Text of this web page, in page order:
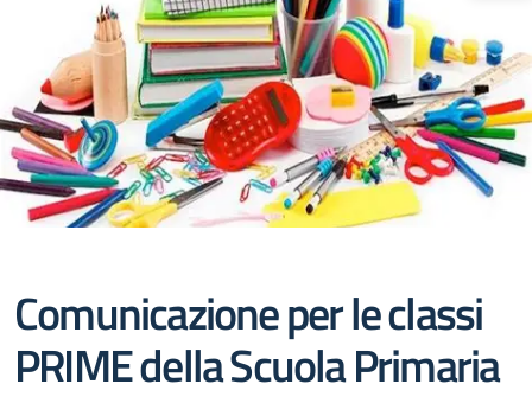
Comunicazione per le classi
PRIME della Scuola Primaria